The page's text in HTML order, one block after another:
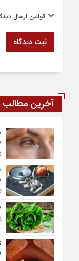
قوانین ارسال
ثبت دیدگاه
آخرین مطالب